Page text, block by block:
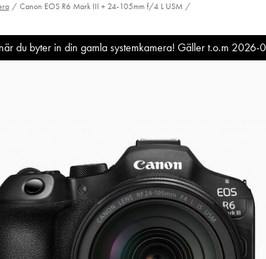
Canon EOS R6 Mark III + 24-105mm f/4 L USM
du byter in din gamla systemkamera! Gäller t.o.m 2026-